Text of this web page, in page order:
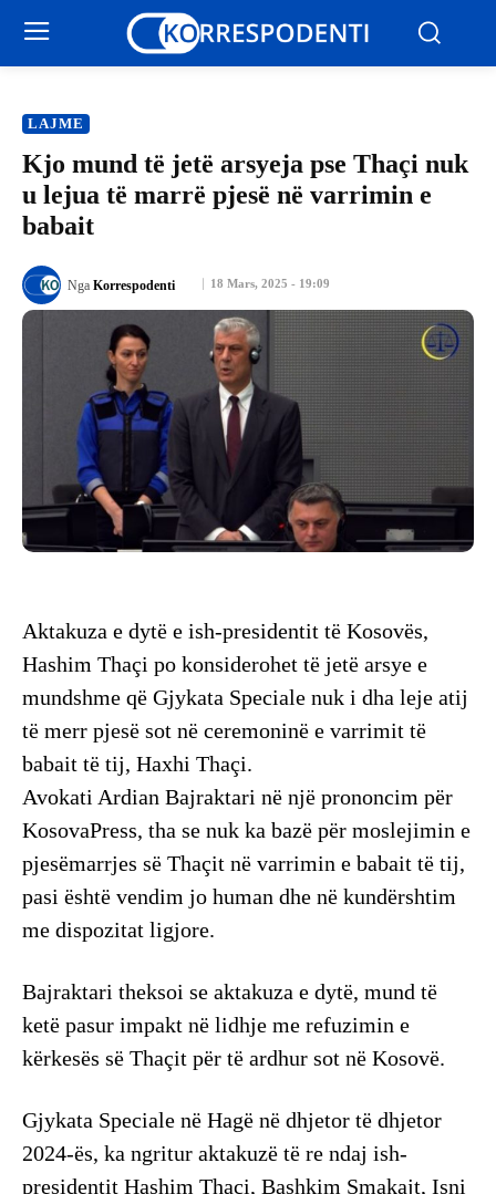
LAJME
Kjo mund të jetë arsyeja pse Thaçi nuk
u lejua të marrë pjesë në varrimin e
babait
18 Mars, 2025 - 19:09
Nga Korrespodenti
Aktakuza e dytë e ish-presidentit të Kosovës,
Hashim Thaçi po konsiderohet të jetë arsye e
mundshme që Gjykata Speciale nuk i dha leje atij
të merr pjesë sot në ceremoninë e varrimit të
babait të tij, Haxhi Thaçi.
Avokati Ardian Bajraktari në një prononcim për
KosovaPress, tha se nuk ka bazë për moslejimin e
pjesëmarrjes së Thaçit në varrimin e babait të tij,
pasi është vendim jo human dhe në kundërshtim
me dispozitat ligjore.
Bajraktari theksoi se aktakuza e dytë, mund të
ketë pasur impakt në lidhje me refuzimin e
kërkesës së Thaçit për të ardhur sot në Kosovë.
Gjykata Speciale në Hagë në dhjetor të dhjetor
2024-ës, ka ngritur aktakuzë të re ndaj ish-
presidentit Hashim Thaçi, Bashkim Smakajt, Isni